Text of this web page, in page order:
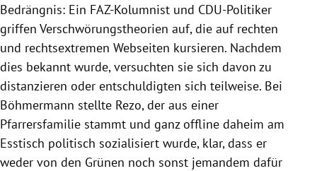
Bedrängnis: Ein FAZ-Kolumnist und CDU-Politiker
griffen Verschwörungstheorien auf, die auf rechten
und rechtsextremen Webseiten kursieren. Nachdem
dies bekannt wurde, versuchten sie sich davon zu
distanzieren oder entschuldigten sich teilweise. Bei
Böhmermann stellte Rezo, der aus einer
Pfarrersfamilie stammt und ganz offline daheim am
Esstisch politisch sozialisiert wurde, klar, dass er
weder von den Grünen noch sonst jemandem dafür